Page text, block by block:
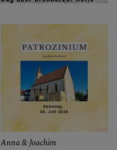
Anna & Joachim